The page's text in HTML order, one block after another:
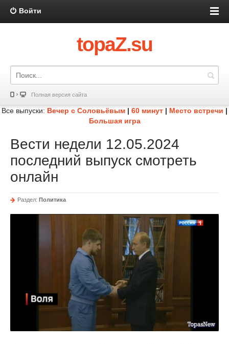
Войти
topaZ.su
Полная версия сайта
Все выпуски: Вечер с Соловьёвым | 60 минут | Место встречи |
Большая игра
Вести недели 12.05.2024
последний выпуск смотреть
онлайн
Раздел: Политика